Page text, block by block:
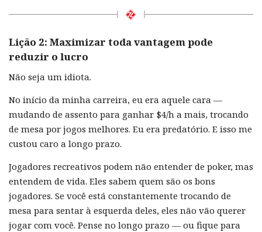
Lição 2: Maximizar toda vantagem pode
reduzir o lucro
Não seja um idiota.
No início da minha carreira, eu era aquele cara —
mudando de assento para ganhar $4/h a mais, trocando
de mesa por jogos melhores. Eu era predatório. E isso me
custou caro a longo prazo.
Jogadores recreativos podem não entender de poker, mas
entendem de vida. Eles sabem quem são os bons
jogadores. Se você está constantemente trocando de
mesa para sentar à esquerda deles, eles não vão querer
jogar com você. Pense no longo prazo — ou fique para